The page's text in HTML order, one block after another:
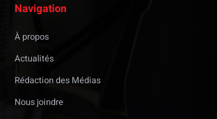
Navigation
À propos
Actualités
Rédaction des Médias
Nous joindre